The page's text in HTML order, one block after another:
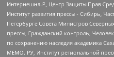
Интернешнл-Р, Центр Защиты Прав
Институт развития прессы - Сибирь,
Петербурге Совета Министров
прессы, Гражданский контроль,
по сохранению наследия академика
МЕМО. РУ, Институт региональной